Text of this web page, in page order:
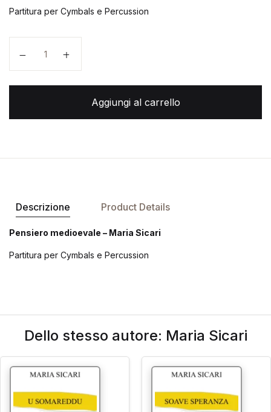
Partitura per Cymbals e Percussion
Aggiungi al carrello
Descrizione Product Details
Pensiero medioevale – Maria Sicari
Partitura per Cymbals e Percussion
Dello stesso autore: Maria Sicari